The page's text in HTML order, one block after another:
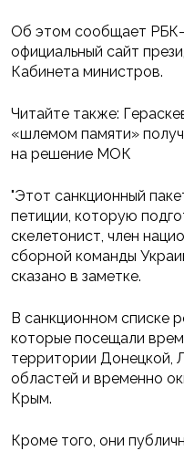
Об этом сообщает РБК-
официальный сайт
Кабинета министров.
Читайте также:
«шлемом памяти»
на решение МОК
"Этот санкционный
петиции, которую
скелетонист, член
сборной команды
сказано в заметке.
В санкционном списке
которые посещали
территории Донецкой,
областей и временно
Крым.
Кроме того, они